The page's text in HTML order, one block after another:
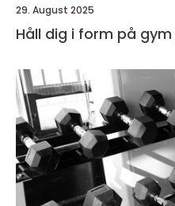
29. August 2025
Håll dig i form på